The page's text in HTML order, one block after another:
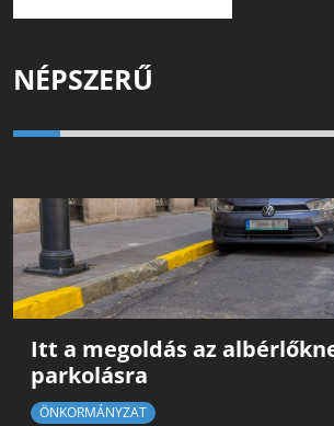
NÉPSZERŰ
Itt a megoldás az
parkolásra
ÖNKORMÁNYZAT